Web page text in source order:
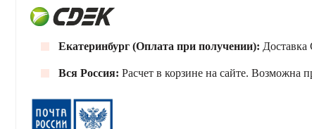
Екатеринбург (Оплата при получении):
Вся Россия: Расчет в корзине на сайте. Возможна